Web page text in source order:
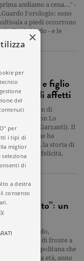
andiamo a cena..." -
l'orologio: sono
a piedi occorrono
mi chiedo - e le
madre e figlio
negli affetti
di fiction di
romanziere con Lo
smarrito (Garzanti). Il
ragazzo che ha
amati, la storia di
patto della felicità,
sconosciuto”: un
lo sguardo,
è seduto di fronte a
della metropolitana che
la mia stessa età, anno
×
per
del
per
i tipi di
miglior
seleziona
di
a destra
consenso